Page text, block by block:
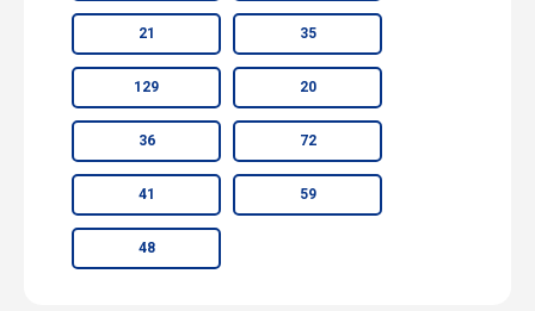
21 35
129 20
36 72
41 59
48